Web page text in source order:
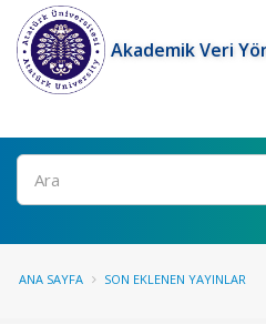
Akademik Veri
Ara
ANA SAYFA SON EKLENEN YAYINLAR